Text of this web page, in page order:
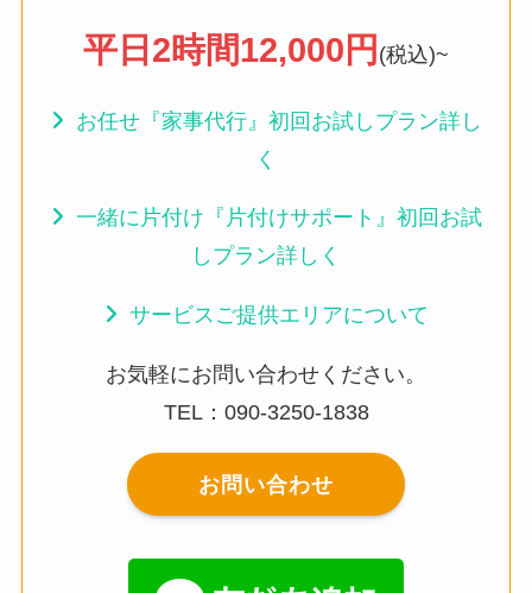
平日2時間12,000円 (税込)~
お任せ『家事代行』初回お試しプラン詳し
く
一緒に片付け『片付けサポート』初回お試
しプラン詳しく
サービスご提供エリアについて
お気軽にお問い合わせください。
TEL：090-3250-1838
お問い合わせ